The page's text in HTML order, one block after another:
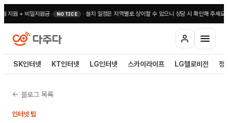
원 + 비밀지원금• NOTICE ·설치 일정은 지역별로 상이할 수 있으니 상담 시 확인해 주세요•전
SK인터넷 KT인터넷 LG인터넷 스카이라이프 LG헬로비전 정
← 블로그 목록
인터넷 팁